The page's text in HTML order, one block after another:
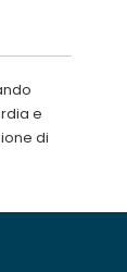
e
di